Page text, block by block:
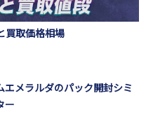
買取価格相場
エメラルダのパック開封シミ
ー